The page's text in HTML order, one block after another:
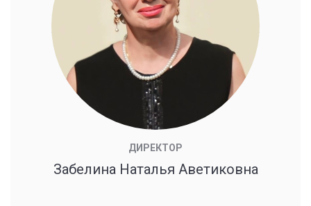
ДИРЕКТОР
Забелина Наталья Аветиковна